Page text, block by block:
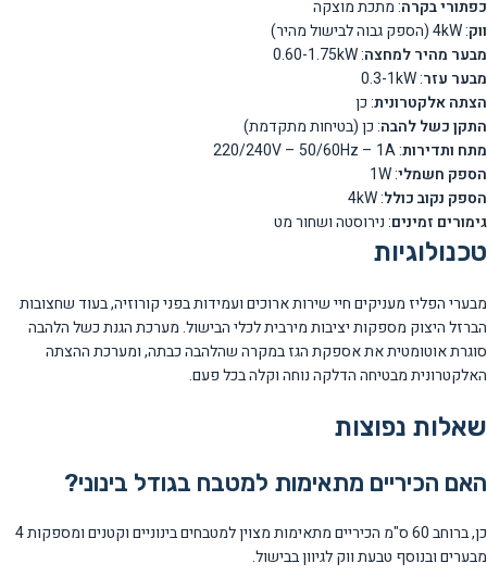
כפתורי בקרה: מתכת מוצקה
ווק: 4kW (הספק גבוה לבישול מהיר)
מבער מהיר למחצה: 0.60-1.75kW
מבער עזר: 0.3-1kW
הצתה אלקטרונית: כן
התקן כשל להבה: כן (בטיחות מתקדמת)
מתח ותדירות: 220/240V – 50/60Hz – 1A
הספק חשמלי: 1W
הספק נקוב כולל: 4kW
גימורים זמינים: נירוסטה ושחור מט
טכנולוגיות
מבערי הפליז מעניקים חיי שירות ארוכים ועמידות בפני קורוזיה, בעוד שחצובות
הברזל היצוק מספקות יציבות מירבית לכלי הבישול. מערכת הגנת כשל הלהבה
סוגרת אוטומטית את אספקת הגז במקרה שהלהבה כבתה, ומערכת ההצתה
האלקטרונית מבטיחה הדלקה נוחה וקלה בכל פעם.
שאלות נפוצות
האם הכיריים מתאימות למטבח בגודל בינוני?
כן, ברוחב 60 ס"מ הכיריים מתאימות מצוין למטבחים בינוניים וקטנים ומספקות 4
מבערים ובנוסף טבעת ווק לגיוון בבישול.